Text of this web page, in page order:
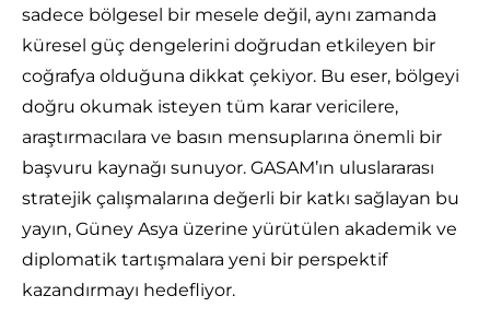
sadece bölgesel bir mesele değil, aynı zamanda
küresel güç dengelerini doğrudan etkileyen bir
coğrafya olduğuna dikkat çekiyor. Bu eser, bölgeyi
doğru okumak isteyen tüm karar vericilere,
araştırmacılara ve basın mensuplarına önemli bir
başvuru kaynağı sunuyor. GASAM’ın uluslararası
stratejik çalışmalarına değerli bir katkı sağlayan bu
yayın, Güney Asya üzerine yürütülen akademik ve
diplomatik tartışmalara yeni bir perspektif
kazandırmayı hedefliyor.